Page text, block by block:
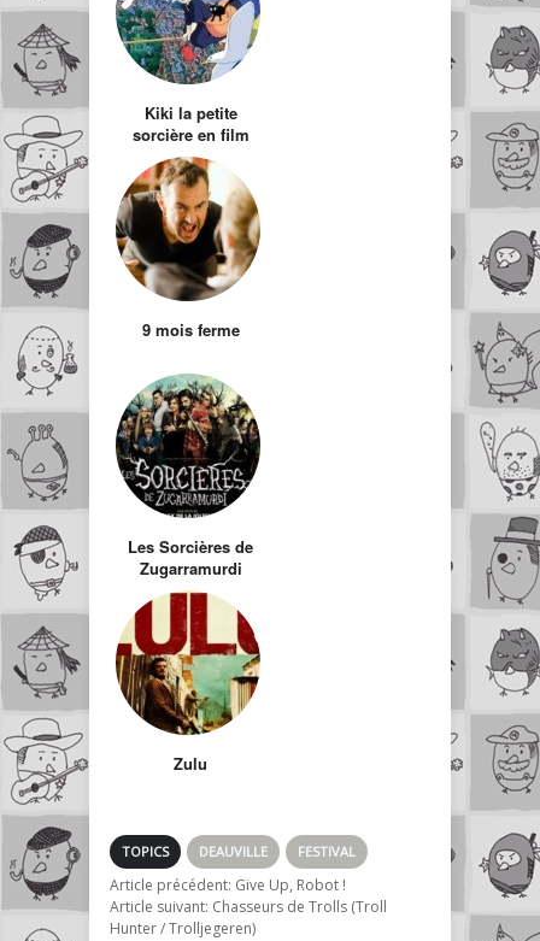
Kiki la petite
sorcière en film
Live
9 mois ferme
Les Sorcières de
Zugarramurdi
Zulu
TOPICS DEAUVILLE FESTIVAL
Article précédent: Give Up, Robot !
Article suivant: Chasseurs de Trolls (Troll
Hunter / Trolljegeren)